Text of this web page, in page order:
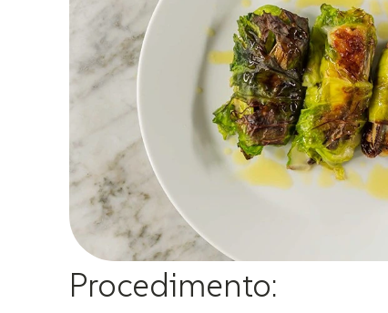
Procedimento: